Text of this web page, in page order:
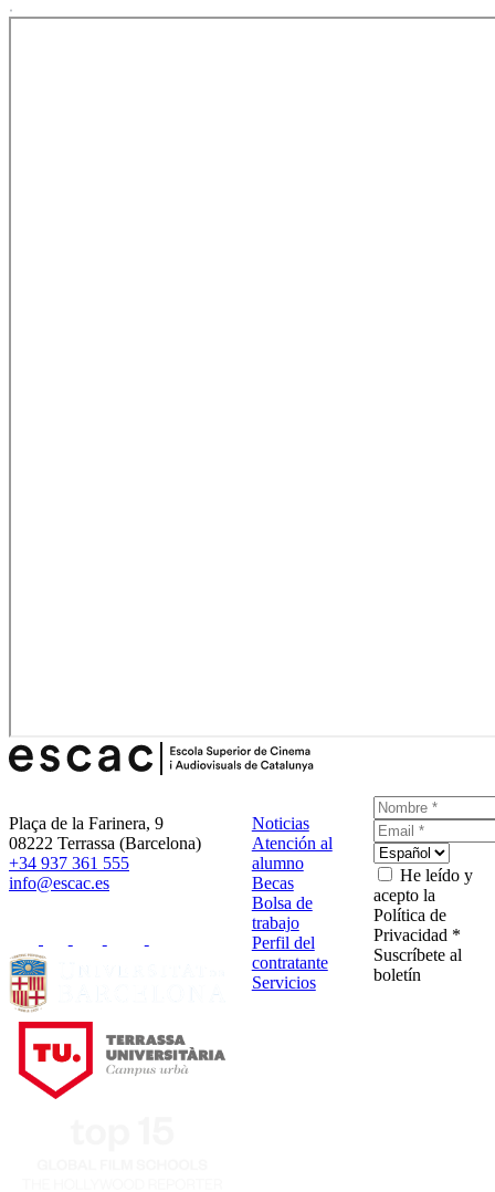
Plaça de la Farinera, 9
08222 Terrassa (Barcelona)
+34 937 361 555
info@escac.es
Noticias
Atención al
alumno
Becas
Bolsa de
trabajo
Perfil del
contratante
Servicios
He leído y
acepto la
Política de
Privacidad *
Suscríbete al
boletín